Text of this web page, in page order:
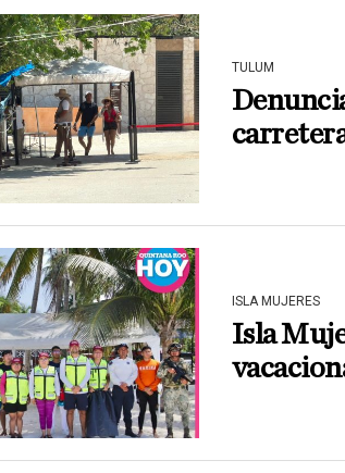
TULUM
ISLA MUJERES
Isla